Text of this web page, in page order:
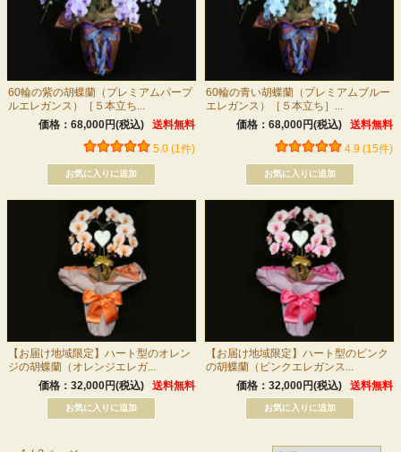
60輪の紫の胡蝶蘭（プレミアムパープ
ルエレガンス）［５本立ち...
価格：68,000円(税込)
送料無料
5.0 (1件)
60輪の青い胡蝶蘭（プレミアムブルー
エレガンス）［５本立ち］...
価格：68,000円(税込)
送料無料
4.9 (15件)
【お届け地域限定】ハート型のオレン
ジの胡蝶蘭（オレンジエレガ...
価格：32,000円(税込)
送料無料
【お届け地域限定】ハート型のピンク
の胡蝶蘭（ピンクエレガンス...
価格：32,000円(税込)
送料無料